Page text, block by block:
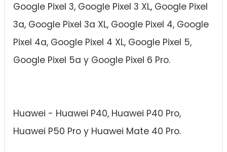
Google Pixel 3, Google Pixel 3 XL, Google Pixel
3a, Google Pixel 3a XL, Google Pixel 4, Google
Pixel 4a, Google Pixel 4 XL, Google Pixel 5,
Google Pixel 5a y Google Pixel 6 Pro.
Huawei - Huawei P40, Huawei P40 Pro,
Huawei P50 Pro y Huawei Mate 40 Pro.